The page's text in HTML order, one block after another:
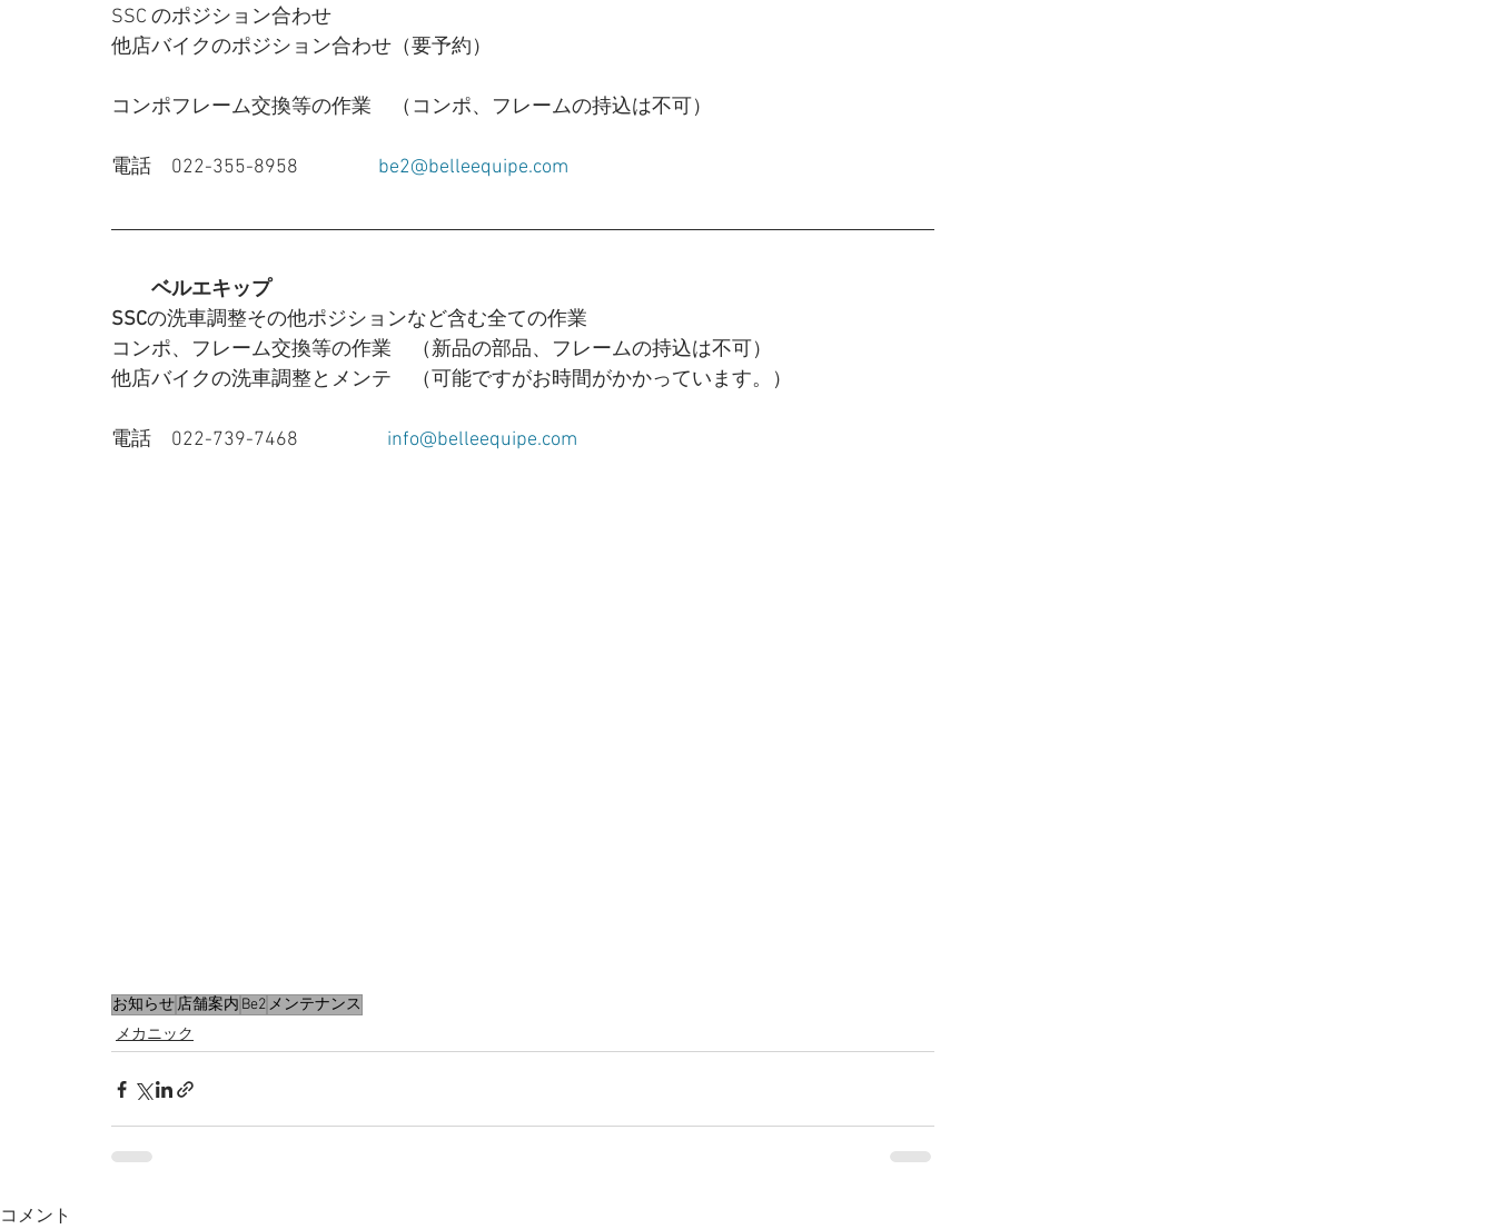
SSC のポジション合わせ
他店バイクのポジション合わせ（要予約）
コンポフレーム交換等の作業　（コンポ、フレームの持込は不可）
電話　022-355-8958 be2@belleequipe.com
ベルエキップ
SSCの洗車調整その他ポジションなど含む全ての作業
コンポ、フレーム交換等の作業　（新品の部品、フレームの持込は不可）
他店バイクの洗車調整とメンテ　（可能ですがお時間がかかっています。）
電話　022-739-7468 info@belleequipe.com
お知らせ店舗案内 Be2メンテナンス
メカニック
コメント